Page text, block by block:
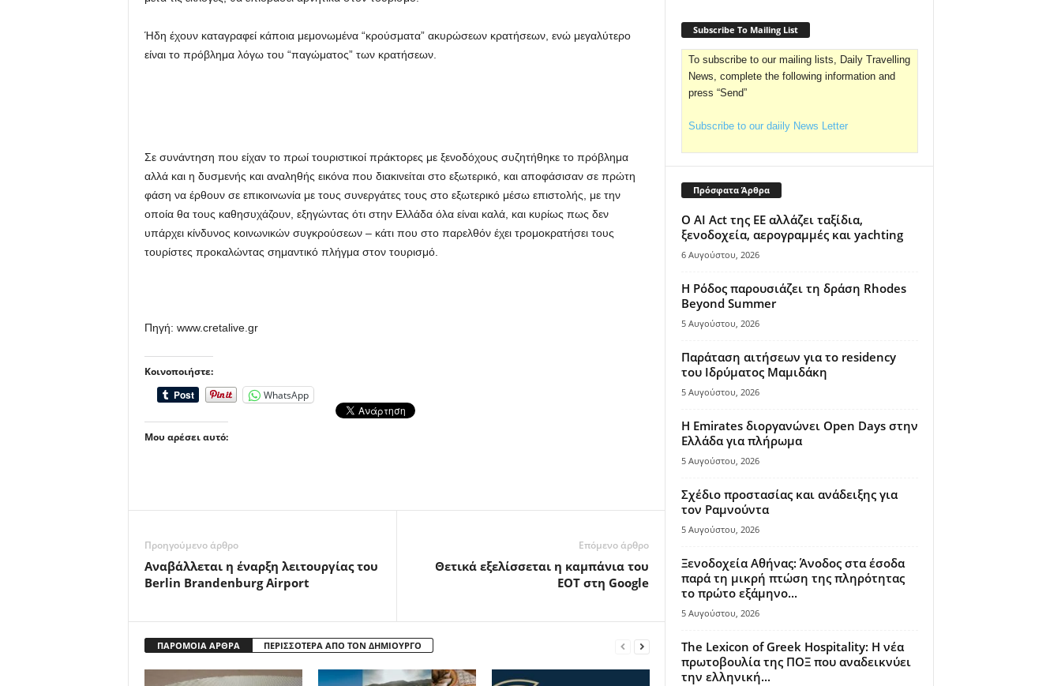
Ήδη έχουν καταγραφεί κάποια μεμονωμένα “κρούσματα” ακυρώσεων κρατήσεων, ενώ μεγαλύτερο
είναι το πρόβλημα λόγω του “παγώματος” των κρατήσεων.
Σε συνάντηση που είχαν το πρωί τουριστικοί πράκτορες με ξενοδόχους συζητήθηκε το πρόβλημα
αλλά και η δυσμενής και αναληθής εικόνα που διακινείται στο εξωτερικό, και αποφάσισαν σε πρώτη
φάση να έρθουν σε επικοινωνία με τους συνεργάτες τους στο εξωτερικό μέσω επιστολής, με την
οποία θα τους καθησυχάζουν, εξηγώντας ότι στην Ελλάδα όλα είναι καλά, και κυρίως πως δεν
υπάρχει κίνδυνος κοινωνικών συγκρούσεων – κάτι που στο παρελθόν έχει τρομοκρατήσει τους
τουρίστες προκαλώντας σημαντικό πλήγμα στον τουρισμό.
Πηγή: www.cretalive.gr
Κοινοποιήστε:
WhatsApp
Μου αρέσει αυτό:
Προηγούμενο άρθρο
Αναβάλλεται η έναρξη λειτουργίας του
Berlin Brandenburg Airport
Επόμενο άρθρο
Θετικά εξελίσσεται η καμπάνια του
ΕΟΤ στη Google
ΠΑΡΟΜΟΙΑ ΑΡΘΡΑ ΠΕΡΙΣΣΟΤΕΡΑ ΑΠΟ ΤΟΝ ΔΗΜΙΟΥΡΓΟ
Subscribe To Mailing List
To subscribe to our mailing lists, Daily Travelling
News, complete the following information and
press “Send”
Subscribe to our daiily News Letter
Πρόσφατα Άρθρα
Ο AI Act της ΕΕ αλλάζει ταξίδια,
ξενοδοχεία, αερογραμμές και yachting
6 Αυγούστου, 2026
Η Ρόδος παρουσιάζει τη δράση Rhodes
Beyond Summer
5 Αυγούστου, 2026
Παράταση αιτήσεων για το residency
του Ιδρύματος Μαμιδάκη
5 Αυγούστου, 2026
Η Emirates διοργανώνει Open Days στην
Ελλάδα για πλήρωμα
5 Αυγούστου, 2026
Σχέδιο προστασίας και ανάδειξης για
τον Ραμνούντα
5 Αυγούστου, 2026
Ξενοδοχεία Αθήνας: Άνοδος στα έσοδα
παρά τη μικρή πτώση της πληρότητας
το πρώτο εξάμηνο...
5 Αυγούστου, 2026
The Lexicon of Greek Hospitality: Η νέα
πρωτοβουλία της ΠΟΞ που αναδεικνύει
την ελληνική...